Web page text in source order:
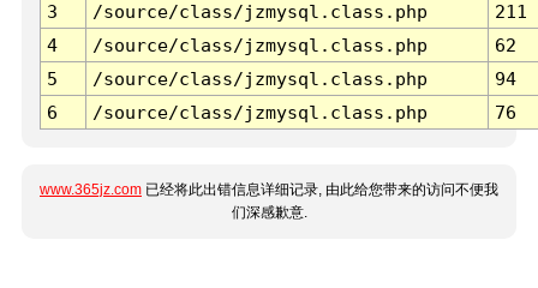
3 /source/class/jzmysql.class.php
211
4
/source/class/jzmysql.class.php
62
5
/source/class/jzmysql.class.php
94
6
/source/class/jzmysql.class.php 76
www.365jz.com 已经将此出错信息详细记录, 由此给您带来的访问不便我
们深感歉意.